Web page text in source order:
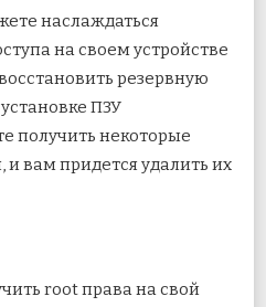
наслаждаться
на своем устройстве
резервную
ПЗУ
получить некоторые
вам придется удалить их
root права на свой